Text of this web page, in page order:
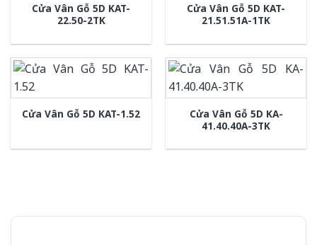
Cửa Vân Gỗ 5D KAT-
22.50-2TK
Cửa Vân Gỗ 5D KAT-
21.51.51A-1TK
Cửa Vân Gỗ 5D KAT-1.52
Cửa Vân Gỗ 5D KA-
41.40.40A-3TK